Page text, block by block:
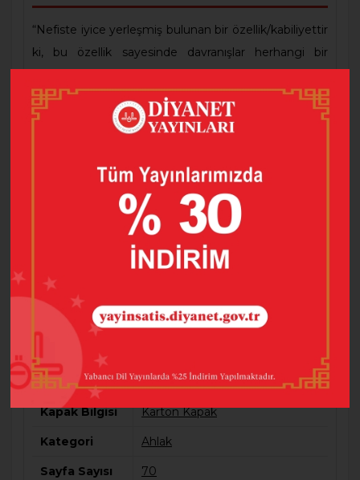
“Nefiste iyice yerleşmiş bulunan bir özellik/kabiliyettir
ki, bu özellik sayesinde davranışlar herhangi bir
ortaya çıkar” şeklinde tarif edilen “ahlak” kavramının
davranışlarımıza yansıması, Kur’an ve Sünnete göre
Bulunması Gereken Ahlaki Güzellikler”e de
değinilmiştir.
“Müminlerin iman bakımından en olgun olanları,
ahlak yönünden en güzel olanlarıdır.” (Tirmizi, Rada,
Barkod 9786057519887
Baskı Sayısı
Dil Türkçe
Kapak Bilgisi Karton Kapak
Kategori Ahlak
Sayfa Sayısı 70